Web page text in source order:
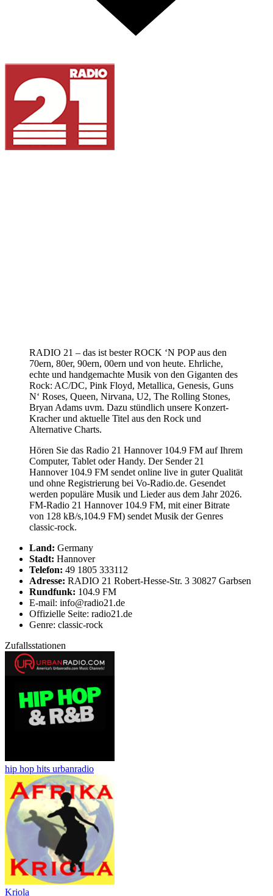
RADIO 21 – das ist bester ROCK ‘N POP aus den
70ern, 80er, 90ern, 00ern und von heute. Ehrliche,
echte und handgemachte Musik von den Giganten des
Rock: AC/DC, Pink Floyd, Metallica, Genesis, Guns
N‘ Roses, Queen, Nirvana, U2, The Rolling Stones,
Bryan Adams uvm. Dazu stündlich unsere Konzert-
Kracher und aktuelle Titel aus den Rock und
Alternative Charts.
Hören Sie das Radio 21 Hannover 104.9 FM auf Ihrem
Computer, Tablet oder Handy. Der Sender 21
Hannover 104.9 FM sendet online live in guter Qualität
und ohne Registrierung bei Vo-Radio.de. Gesendet
werden populäre Musik und Lieder aus dem Jahr 2026.
FM-Radio 21 Hannover 104.9 FM, mit einer Bitrate
von 128 kB/s,104.9 FM) sendet Musik der Genres
classic-rock.
Land: Germany
Stadt: Hannover
Telefon: 49 1805 333112
Adresse: RADIO 21 Robert-Hesse-Str. 3 30827 Garbsen
Rundfunk: 104.9 FM
E-mail: info@radio21.de
Offizielle Seite: radio21.de
Genre: classic-rock
Zufallsstationen
hip hop hits urbanradio
Kriola